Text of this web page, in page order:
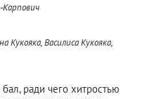
Карпович
Кукояка, Василиса Кукояка,
ради чего хитростью